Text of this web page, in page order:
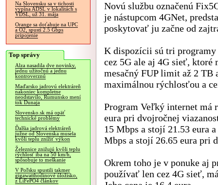
Na Slovensku sa v tichosti
vypína ADSL v lokalitách s
VDSL, už 31. mája
Orange sa doťahuje na UPC
a O2, spustí 2.5 Gbps
pripojenie
Top správy
Alza nasadila dve novinky,
jednu užitočnú a jednu
kontroverznú
Maďarsko jadrovú elektráreň
nakoniec kompletne
neodstavilo, Rumunsko mení
tok Dunaja
Slovensko.sk má opäť
technické problémy
Ďalšia jadrová elektráreň
južne od Slovenska musela
kvôli teplu znížiť výkon
Železnice znižujú kvôli teplu
rýchlosť iba na 50 km/h,
spôsobuje to meškanie
V Poľsku spustili takmer
gigawatthodinové úložisko,
z LiFePO4 článkov
Novú službu označenú
je nástupcom 4GNet,
poskytovať ju začne od
K dispozícii sú tri
cez 5G ale aj 4G sieť, ktoré
mesačný FUP limit až 2 TB
maximálnou rýchlosťou a
Program Veľký internet má
eura pri dvojročnej
15 Mbps a stojí 21.53 eura
Mbps a stojí 26.65 eura pri
Okrem toho je v ponuke aj
používať len cez 4G sieť,